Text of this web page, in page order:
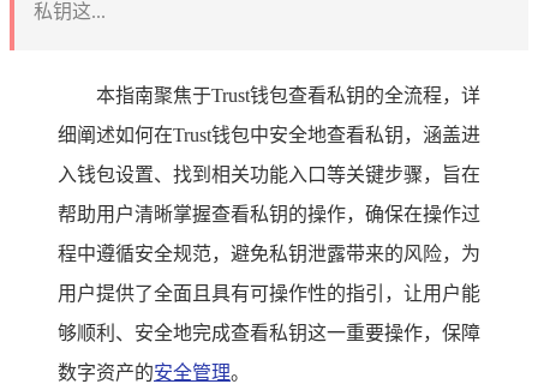
私钥这...
本指南聚焦于Trust钱包查看私钥的全流程，详
细阐述如何在Trust钱包中安全地查看私钥，涵盖进
入钱包设置、找到相关功能入口等关键步骤，旨在
帮助用户清晰掌握查看私钥的操作，确保在操作过
程中遵循安全规范，避免私钥泄露带来的风险，为
用户提供了全面且具有可操作性的指引，让用户能
够顺利、安全地完成查看私钥这一重要操作，保障
数字资产的安全管理。